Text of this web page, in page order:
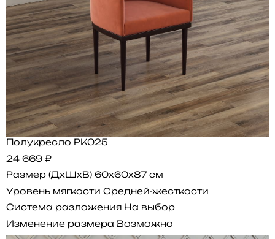
Полукресло PK025
24 669 ₽
Размер (ДхШхВ) 60x60x87 см
Уровень мягкости Средней-жесткости
Система разложения На выбор
Изменение размера Возможно